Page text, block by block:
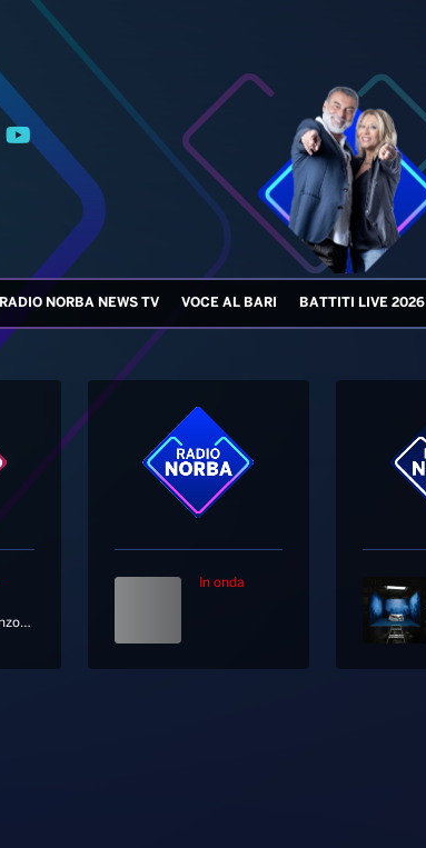
RADIO NORBA NEWS TV VOCE AL BARI BATTITI LIVE 2026
Una Canzone D'amore
In onda